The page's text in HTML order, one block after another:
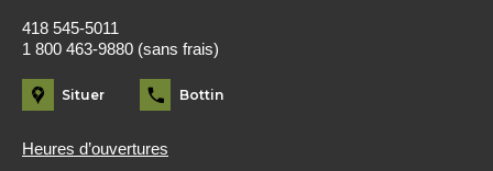
418 545-5011
1 800 463-9880 (sans frais)
Situer Bottin
Heures d’ouvertures